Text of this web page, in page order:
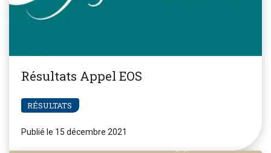
Résultats Appel EOS
RÉSULTATS
Publié le 15 décembre 2021